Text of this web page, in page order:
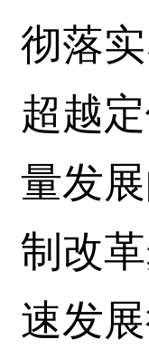
彻落
超越
量发
制改
速发